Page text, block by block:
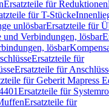
Ersatzteile für Reduktionen
für T-Stücke
unlösbarErsatzteile für
und Verbindungen, lösbar
lösbar
Ersatzteile für
Ersatzteile für
für Geberit Mapress
Ersatzteile für
Ersatzteile für